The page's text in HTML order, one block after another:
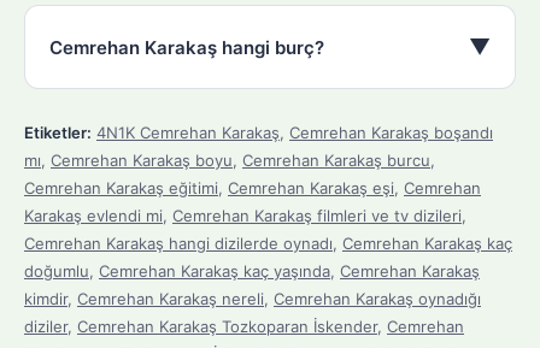
Cemrehan Karakaş hangi burç? ▼
Etiketler: 4N1K Cemrehan Karakaş, Cemrehan Karakaş boşandı
mı, Cemrehan Karakaş boyu, Cemrehan Karakaş burcu,
Cemrehan Karakaş eğitimi, Cemrehan Karakaş eşi, Cemrehan
Karakaş evlendi mi, Cemrehan Karakaş filmleri ve tv dizileri,
Cemrehan Karakaş hangi dizilerde oynadı, Cemrehan Karakaş kaç
doğumlu, Cemrehan Karakaş kaç yaşında, Cemrehan Karakaş
kimdir, Cemrehan Karakaş nereli, Cemrehan Karakaş oynadığı
diziler, Cemrehan Karakaş Tozkoparan İskender, Cemrehan